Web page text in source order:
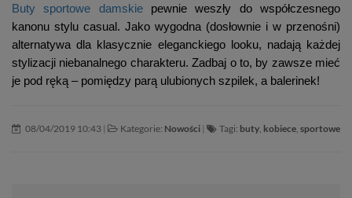
Buty sportowe damskiepewnie weszły do współczesnego
kanonu stylu casual. Jako wygodna (dosłownie i w przenośni)
alternatywa dla klasycznie eleganckiego looku, nadają każdej
stylizacji niebanalnego charakteru. Zadbaj o to, by zawsze mieć
je pod ręką – pomiędzy parą ulubionych szpilek, a balerinek!
08/04/2019 10:43 | Kategorie: Nowości | Tagi: buty, kobiece, sportowe